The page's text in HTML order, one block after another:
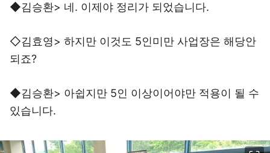
◆김승환> 네. 이제야 정리가 되었습니다.
◇김효영> 하지만 이것도 5인미만 사업장은 해당안
되죠?
◆김승환> 아쉽지만 5인 이상이어야만 적용이 될 수
있습니다.